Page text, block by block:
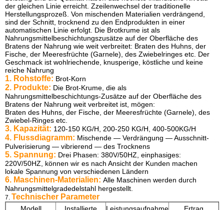
der gleichen Linie erreicht. Zzeilenwechsel der traditionelle
Herstellungsprozeß. Von mischenden Materialien verdrängend,
sind der Schnitt, trocknend zu den Endprodukten in einer
automatischen Linie erfolgt. Die Brotkrume ist als
Nahrungsmittelbeschichtungszusätze auf der Oberfläche des
Bratens der Nahrung wie weit verbreitet: Braten des Huhns, der
Fische, der Meeresfrüchte (Garnele), des Zwiebelringes etc. Der
Geschmack ist wohlriechende, knusperige, köstliche und keine
reiche Nahrung
1. Rohstoffe: Brot-Korn
2. Produkte: Die Brot-Krume, die als
Nahrungsmittelbeschichtungs-Zusätze auf der Oberfläche des
Bratens der Nahrung weit verbreitet ist, mögen:
Braten des Huhns, der Fische, der Meeresfrüchte (Garnele), des
Zwiebel-Ringes etc.
3. Kapazität: 120-150 KG/H, 200-250 KG/H, 400-500KG/H
4. Flussdiagramm: Mischende — Verdrängung — Ausschnitt-
Pulverisierung — vibrierend — des Trocknens
5. Spannung: Drei Phasen: 380V/50HZ, einphasiges:
220V/50HZ, können wir es nach Ansicht der Kunden machen
lokale Spannung von verschiedenen Ländern
6. Maschinen-Materialien: Alle Maschinen werden durch
Nahrungsmittelgradedelstahl hergestellt.
7. Technischer Parameter